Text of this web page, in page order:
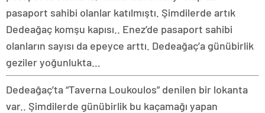
pasaport sahibi olanlar katılmıştı. Şimdilerde artık
Dedeağaç komşu kapısı.. Enez’de pasaport sahibi
olanların sayısı da epeyce arttı. Dedeağaç’a günübirlik
geziler yoğunlukta…
Dedeağaç’ta “Taverna Loukoulos” denilen bir lokanta
var.. Şimdilerde günübirlik bu kaçamağı yapan